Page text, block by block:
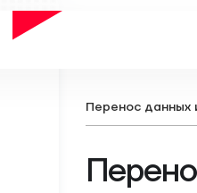
Перенос данных